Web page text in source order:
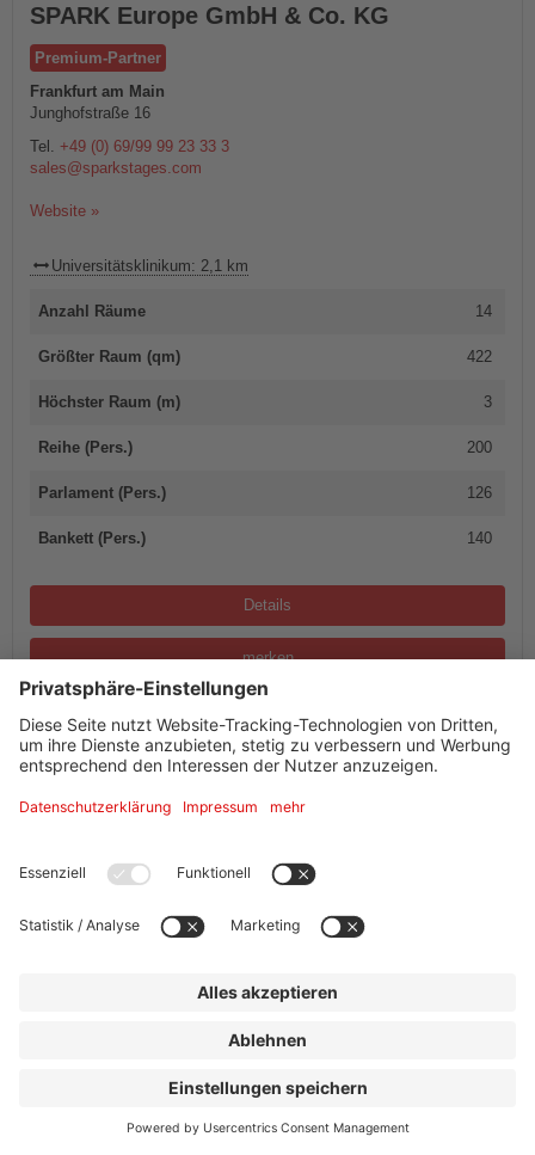
SPARK Europe GmbH & Co. KG
Premium-Partner
Frankfurt am Main
Junghofstraße 16
Tel. +49 (0) 69/99 99 23 33 3
sales@sparkstages.com
Website »
Universitätsklinikum: 2,1 km
Anzahl Räume 14
Größter Raum (qm) 422
Höchster Raum (m) 3
Reihe (Pers.) 200
Parlament (Pers.) 126
Bankett (Pers.) 140
Details
merken